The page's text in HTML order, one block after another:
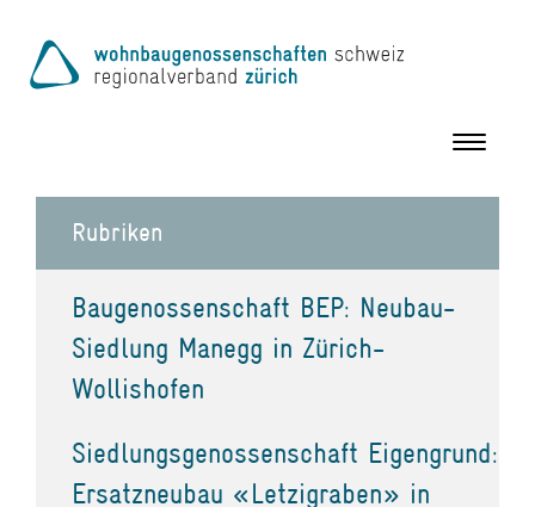
Toggle
Rubriken
Baugenossenschaft BEP: Neubau-
Siedlung Manegg in Zürich-
Wollishofen
Siedlungsgenossenschaft Eigengrund:
Ersatzneubau «Letzigraben» in